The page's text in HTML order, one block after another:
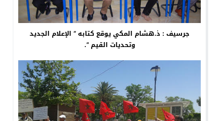
جرسيف : ذ.هشام المكي يوقع كتابه ” الإعلام الجديد
وتحديات القيم “.